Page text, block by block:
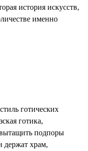
история искусств,
именно
готических
готика,
подпоры
держат храм,